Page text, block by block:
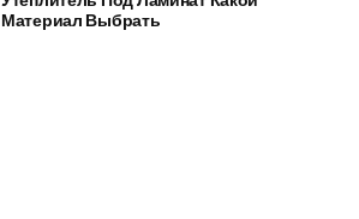
Материал Выбрать